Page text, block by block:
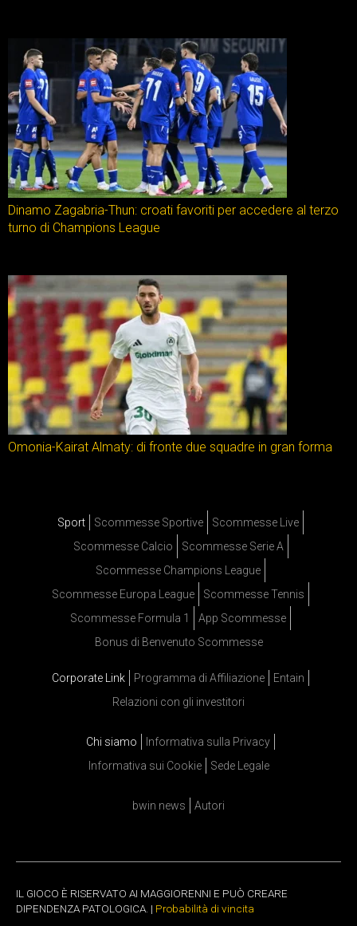
Dinamo Zagabria-Thun: croati favoriti per accedere al terzo
turno di Champions League
Omonia-Kairat Almaty: di fronte due squadre in gran forma
Sport Scommesse Sportive
Scommesse Live
Scommesse Calcio
Scommesse Serie A
Scommesse Champions League
Scommesse Europa League
Scommesse Tennis
Scommesse Formula 1
App Scommesse
Bonus di Benvenuto Scommesse
Corporate Link Programma di Affiliazione
Entain
Relazioni con gli investitori
Chi siamo
Informativa sulla Privacy
Informativa sui Cookie
Sede Legale
bwin news Autori
IL GIOCO È RISERVATO AI MAGGIORENNI E PUÒ CREARE
DIPENDENZA PATOLOGICA. | Probabilità di vincita